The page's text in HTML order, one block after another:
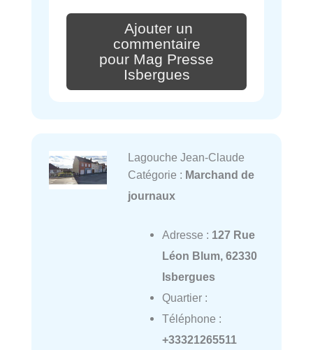
Ajouter un
commentaire
pour Mag Presse
Isbergues
Lagouche Jean-Claude
Catégorie : Marchand de
journaux
Adresse : 127 Rue
Léon Blum, 62330
Isbergues
Quartier :
Téléphone :
+33321265511